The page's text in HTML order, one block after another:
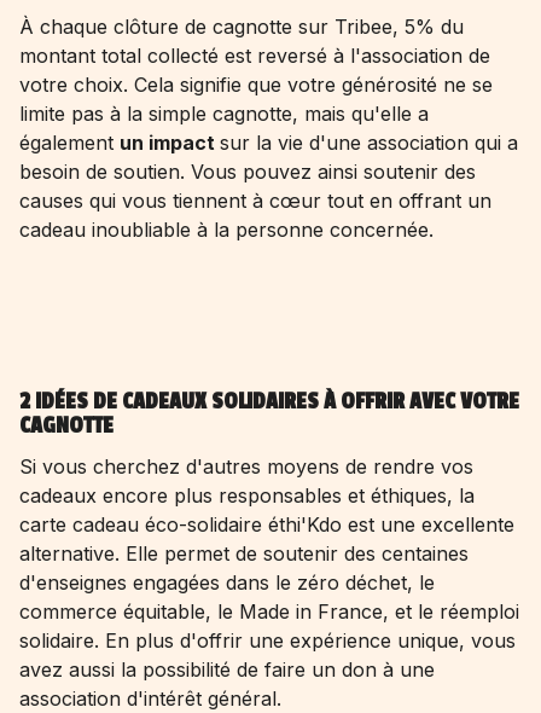
À chaque clôture de cagnotte sur Tribee, 5% du
montant total collecté est reversé à l'association de
votre choix. Cela signifie que votre générosité ne se
limite pas à la simple cagnotte, mais qu'elle a
également un impact sur la vie d'une association qui a
besoin de soutien. Vous pouvez ainsi soutenir des
causes qui vous tiennent à cœur tout en offrant un
cadeau inoubliable à la personne concernée.
2 IDÉES DE CADEAUX SOLIDAIRES À OFFRIR AVEC VOTRE
CAGNOTTE
Si vous cherchez d'autres moyens de rendre vos
cadeaux encore plus responsables et éthiques, la
carte cadeau éco-solidaire éthi'Kdo est une excellente
alternative. Elle permet de soutenir des centaines
d'enseignes engagées dans le zéro déchet, le
commerce équitable, le Made in France, et le réemploi
solidaire. En plus d'offrir une expérience unique, vous
avez aussi la possibilité de faire un don à une
association d'intérêt général.